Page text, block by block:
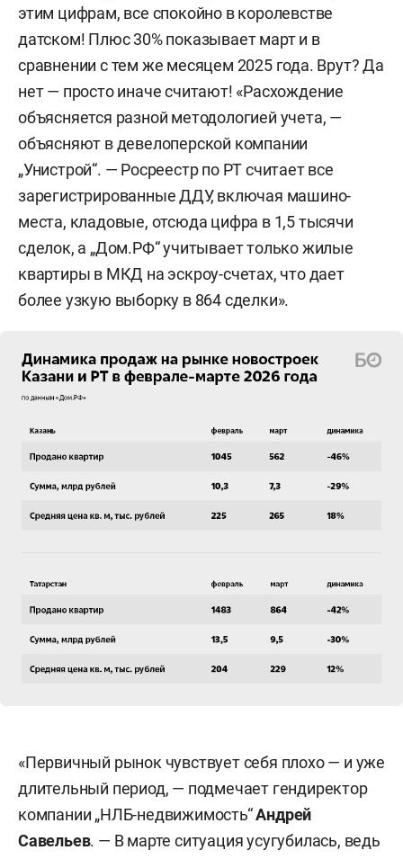
этим цифрам, все спокойно в королевстве
датском! Плюс 30% показывает март и в
сравнении с тем же месяцем 2025 года. Врут? Да
нет — просто иначе считают! «Расхождение
объясняется разной методологией учета, —
объясняют в девелоперской компании
„Унистрой“. — Росреестр по РТ считает все
зарегистрированные ДДУ, включая машино-
места, кладовые, отсюда цифра в 1,5 тысячи
сделок, а „Дом.РФ“ учитывает только жилые
квартиры в МКД на эскроу-счетах, что дает
более узкую выборку в 864 сделки».
«Первичный рынок чувствует себя плохо — и уже
длительный период, — подмечает гендиректор
компании „НЛБ-недвижимость“Андрей
Савельев. — В марте ситуация усугубилась, ведь